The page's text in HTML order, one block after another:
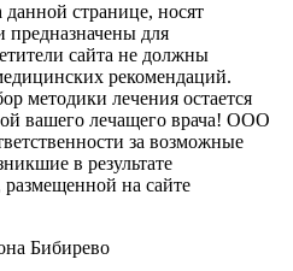
странице, носят
для
сайта не должны
рекомендаций.
методики лечения остается
вашего лечащего врача! ООО
за возможные
в результате
на сайте